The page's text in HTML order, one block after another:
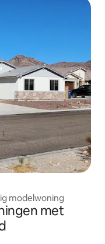
modelwoning
met